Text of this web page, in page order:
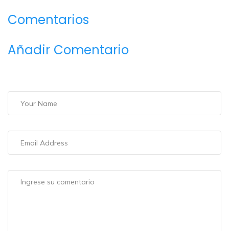
Comentarios
Añadir Comentario